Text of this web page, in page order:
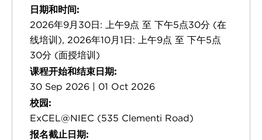
日期和时间:
2026年9月30日: 上午9点 至 下午5点30分 (在
线培训), 2026年10月1日: 上午9点 至 下午5点
30分 (面授培训)
课程开始和结束日期:
30 Sep 2026 | 01 Oct 2026
校园:
ExCEL@NIEC (535 Clementi Road)
报名截止日期: